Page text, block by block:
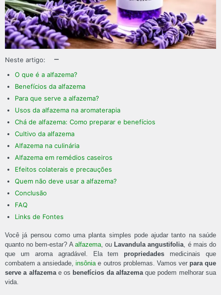
Neste artigo: –
O que é a alfazema?
Benefícios da alfazema
Para que serve a alfazema?
Usos da alfazema na aromaterapia
Chá de alfazema: Como preparar e benefícios
Cultivo da alfazema
Alfazema na culinária
Alfazema em remédios caseiros
Efeitos colaterais e precauções
Quem não deve usar a alfazema?
Conclusão
FAQ
Links de Fontes
Você já pensou como uma planta simples pode ajudar tanto na saúde
quanto no bem-estar? A alfazema, ou Lavandula angustifolia, é mais do
que um aroma agradável. Ela tem propriedades medicinais que
combatem a ansiedade,insôniae outros problemas. Vamos ver para que
serve a alfazemae os benefícios da alfazemaque podem melhorar sua
vida.